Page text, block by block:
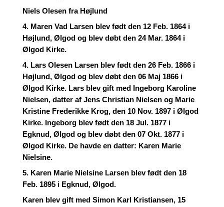
Niels Olesen fra Højlund
4. Maren Vad Larsen blev født den 12 Feb. 1864 i
Højlund, Ølgod og blev døbt den 24 Mar. 1864 i
Ølgod Kirke.
4. Lars Olesen Larsen blev født den 26 Feb. 1866 i
Højlund, Ølgod og blev døbt den 06 Maj 1866 i
Ølgod Kirke. Lars blev gift med Ingeborg Karoline
Nielsen, datter af Jens Christian Nielsen og Marie
Kristine Frederikke Krog, den 10 Nov. 1897 i Ølgod
Kirke. Ingeborg blev født den 18 Jul. 1877 i
Egknud, Ølgod og blev døbt den 07 Okt. 1877 i
Ølgod Kirke. De havde en datter: Karen Marie
Nielsine.
5. Karen Marie Nielsine Larsen blev født den 18
Feb. 1895 i Egknud, Ølgod.
Karen blev gift med Simon Karl Kristiansen, 15